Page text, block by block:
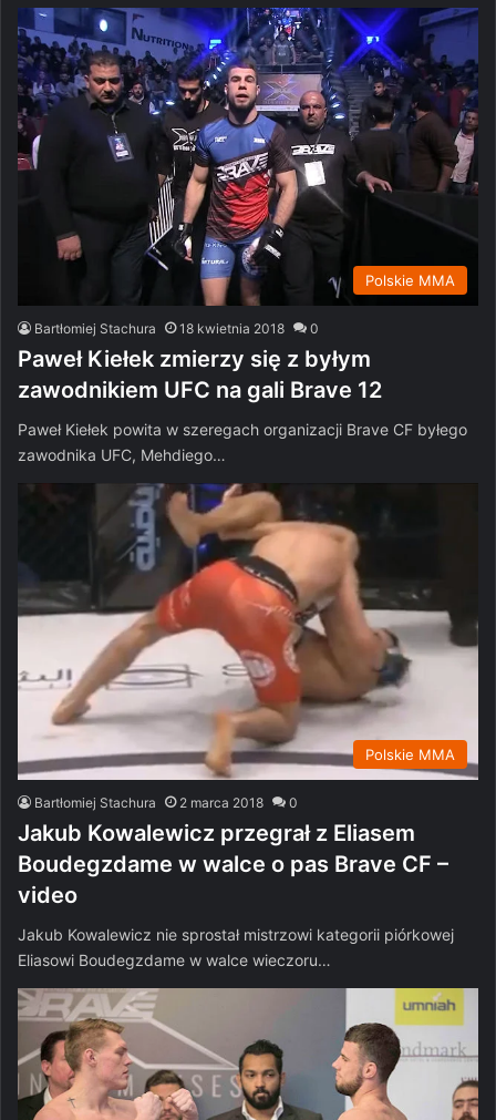
Polskie MMA
Bartłomiej Stachura 18 kwietnia 2018 0
Paweł Kiełek zmierzy się z byłym
zawodnikiem UFC na gali Brave 12
Paweł Kiełek powita w szeregach organizacji Brave CF byłego
zawodnika UFC, Mehdiego…
Polskie MMA
Bartłomiej Stachura 2 marca 2018 0
Jakub Kowalewicz przegrał z Eliasem
Boudegzdame w walce o pas Brave CF –
video
Jakub Kowalewicz nie sprostał mistrzowi kategorii piórkowej
Eliasowi Boudegzdame w walce wieczoru…